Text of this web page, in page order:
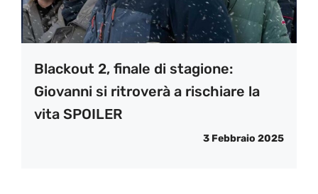
Blackout 2, finale di stagione:
Giovanni si ritroverà a rischiare la
vita SPOILER
3 Febbraio 2025